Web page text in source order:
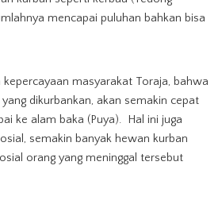
mencapai puluhan bahkan bisa
kepercayaan masyarakat Toraja, bahwa
dikurbankan, akan semakin cepat
ke alam baka (Puya). Hal ini juga
semakin banyak hewan kurban
orang yang meninggal tersebut